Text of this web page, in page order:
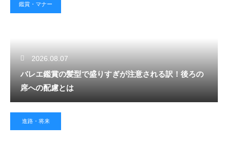
鑑賞・マナー
2026.08.07
バレエ鑑賞の髪型で盛りすぎが注意される訳！後ろの
席への配慮とは
進路・将来